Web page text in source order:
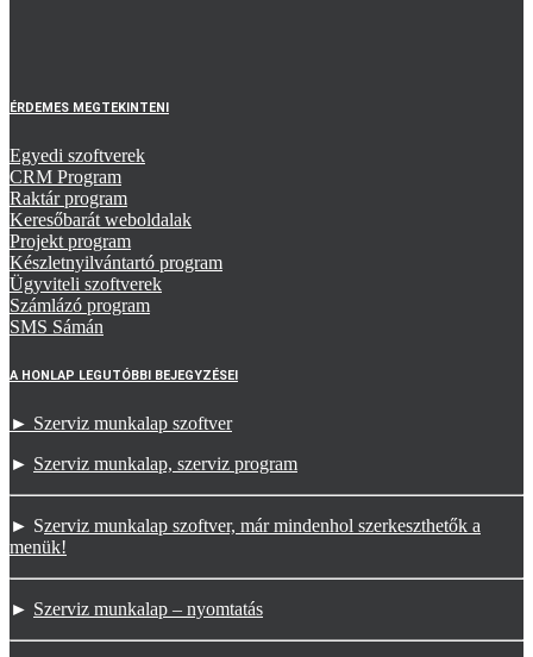
ÉRDEMES MEGTEKINTENI
Egyedi szoftverek
CRM Program
Raktár program
Keresőbarát weboldalak
Projekt program
Készletnyilvántartó program
Ügyviteli szoftverek
Számlázó program
SMS Sámán
A HONLAP LEGUTÓBBI BEJEGYZÉSEI
► Szerviz munkalap szoftver
► Szerviz munkalap, szerviz program
► Szerviz munkalap szoftver, már mindenhol szerkeszthetők a
menük!
► Szerviz munkalap – nyomtatás